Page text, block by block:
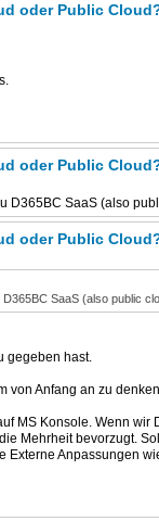
oder Public
oder Public
D365BC SaaS (also
oder Public
SaaS (also public
gegeben hast.
von Anfang an zu
MS Konsole. Wenn
Mehrheit bevorzugt.
Externe Anpassungen